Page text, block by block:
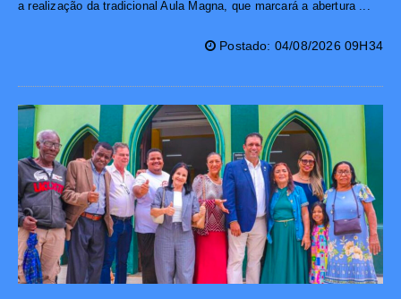
a realização da tradicional Aula Magna, que marcará a abertura ...
Postado: 04/08/2026 09H34